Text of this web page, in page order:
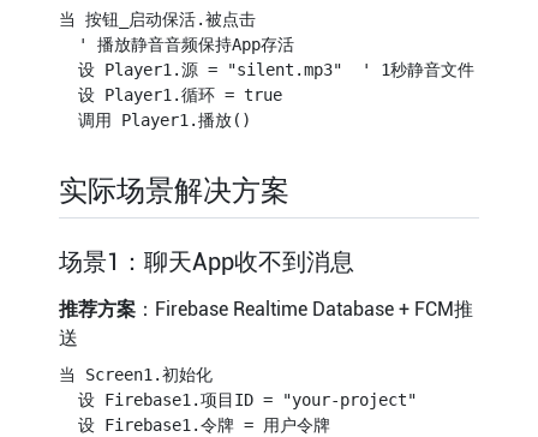
当 按钮_启动保活.被点击
  ' 播放静音音频保持App存活
  设 Player1.源 = "silent.mp3"  ' 1秒静音文件
  设 Player1.循环 = true
实际场景解决方案
场景1：聊天App收不到消息
推荐方案：Firebase Realtime Database + FCM推
送
当 Screen1.初始化
  设 Firebase1.项目ID = "your-project"
  设 Firebase1.令牌 = 用户令牌